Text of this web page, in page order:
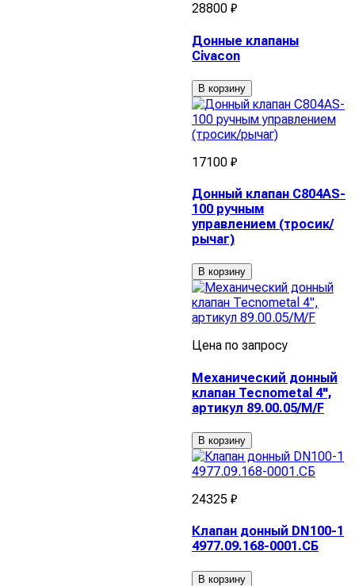
28800 ₽
Донные клапаны
Civacon
В корзину
17100 ₽
Донный клапан C804AS-
100 ручным
управлением (тросик/
рычаг)
В корзину
Цена по запросу
Механический донный
клапан Tecnometal 4",
артикул 89.00.05/M/F
В корзину
24325 ₽
Клапан донный DN100-1
4977.09.168-0001.СБ
В корзину